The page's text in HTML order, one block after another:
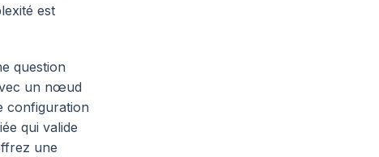
est
question
un nœud
configuration
qui valide
une